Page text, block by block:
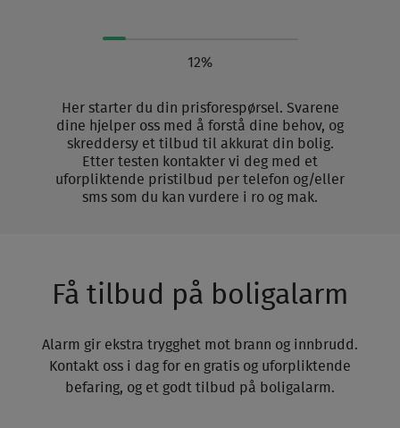
12%
Her starter du din prisforespørsel. Svarene
dine hjelper oss med å forstå dine behov, og
skreddersy et tilbud til akkurat din bolig.
Etter testen kontakter vi deg med et
uforpliktende pristilbud per telefon og/eller
sms som du kan vurdere i ro og mak.
Få tilbud på boligalarm
Alarm gir ekstra trygghet mot brann og innbrudd.
Kontakt oss i dag for en gratis og uforpliktende
befaring, og et godt tilbud på boligalarm.